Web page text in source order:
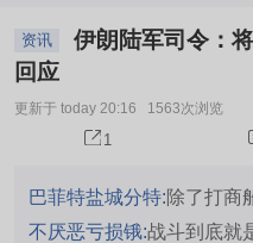
资讯
伊朗陆军司令：将对任何敌对行动作出坚决
回应
更新于 today 20:16 1563次浏览
1
巴菲特盐城分特:除了打商
不厌恶亏损锇:战斗到底就